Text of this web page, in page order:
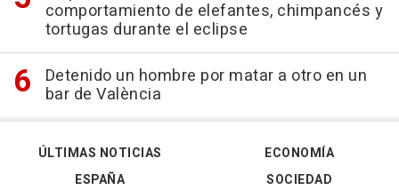
comportamiento de elefantes, chimpancés y
tortugas durante el eclipse
Detenido un hombre por matar a otro en un
bar de València
ÚLTIMAS NOTICIAS
ESPAÑA
ECONOMÍA
SOCIEDAD